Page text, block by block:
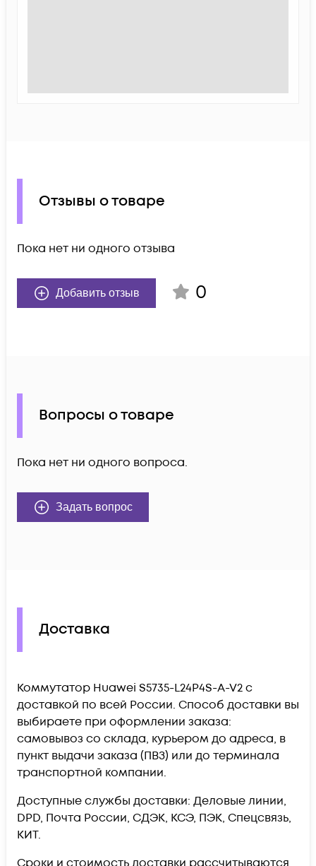
Отзывы о товаре
Пока нет ни одного отзыва
Добавить отзыв 0
Вопросы о товаре
Пока нет ни одного вопроса.
Задать вопрос
Доставка
Коммутатор Huawei S5735-L24P4S-A-V2 c
доставкой по всей России. Способ доставки вы
выбираете при оформлении заказа:
самовывоз со склада, курьером до адреса, в
пункт выдачи заказа (ПВЗ) или до терминала
транспортной компании.
Доступные службы доставки: Деловые линии,
DPD, Почта России, СДЭК, КСЭ, ПЭК, Спецсвязь,
КИТ.